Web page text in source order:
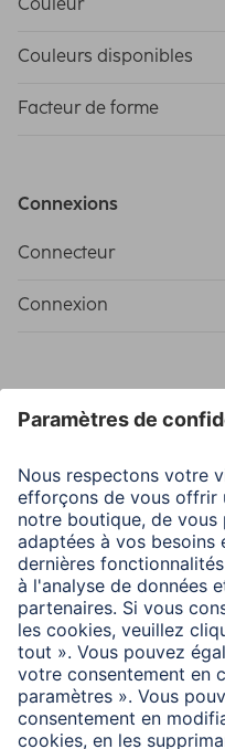
Couleurs disponibles
Facteur de forme
Connexions
Connecteur
Connexion
Durée de vie des switchs
Configuration
Windows 11/10 :
touche Assist : version